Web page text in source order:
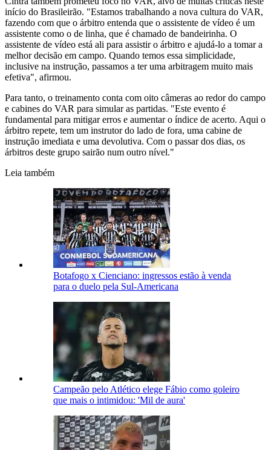
início do Brasileirão. "Estamos trabalhando a nova cultura do VAR,
fazendo com que o árbitro entenda que o assistente de vídeo é um
assistente como o de linha, que é chamado de bandeirinha. O
assistente de vídeo está ali para assistir o árbitro e ajudá-lo a tomar a
melhor decisão em campo. Quando temos essa simplicidade,
inclusive na instrução, passamos a ter uma arbitragem muito mais
efetiva", afirmou.
Para tanto, o treinamento conta com oito câmeras ao redor do campo
e cabines do VAR para simular as partidas. "Este evento é
fundamental para mitigar erros e aumentar o índice de acerto. Aqui o
árbitro repete, tem um instrutor do lado de fora, uma cabine de
instrução imediata e uma devolutiva. Com o passar dos dias, os
árbitros deste grupo sairão num outro nível."
Leia também
Botafogo x Cienciano: ingressos estão à venda
para o duelo pela Sul-Americana
Campeão pelo Atlético elege Fábio como goleiro
que mais o intimidou: 'Mil de aura'